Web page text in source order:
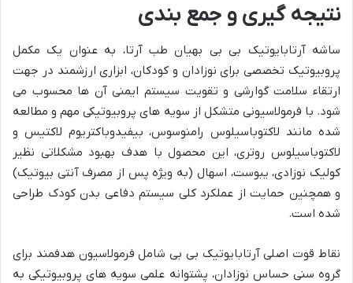
نتیجه گیری و جمع بندی
ساشه آرتابایوتیک بی بی بهیان طب آرتا، به عنوان یک مکمل
پروبیوتیک تخصصی برای نوزادان و کودکان، ابزاری ارزشمند در جهت
ارتقاء سلامت گوارشی و تقویت سیستم ایمنی آن ها محسوب می
شود. با فرمولاسیونی متشکل از سویه های پروبیوتیکی مهم و مطالعه
شده مانند لاکتوباسیلوس رامنوسوس، بیفیدوباکتریوم لاکتیس و
لاکتوباسیلوس روتری، این محصول با هدف بهبود مشکلاتی نظیر
کولیک نوزادی، یبوست، اسهال (به ویژه پس از مصرف آنتی بیوتیک)
و همچنین حمایت از عملکرد کلی سیستم دفاعی بدن کودک طراحی
شده است.
نقاط قوت اصلی آرتابایوتیک بی بی شامل فرمولاسیون هدفمند برای
گروه سنی حساس نوزادان، پشتوانه علمی سویه های پروبیوتیکی به